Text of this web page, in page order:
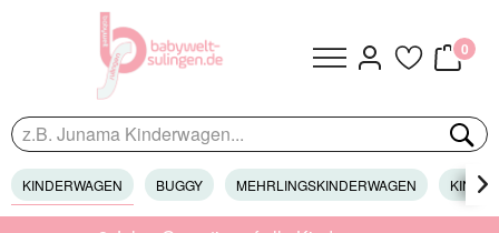
0
KINDERWAGEN BUGGY MEHRLINGSKINDERWAGEN 